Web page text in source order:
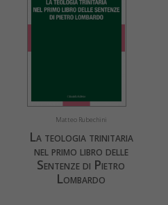
Matteo Rubechini
La teologia trinitaria
nel primo libro delle
Sentenze di Pietro
Lombardo